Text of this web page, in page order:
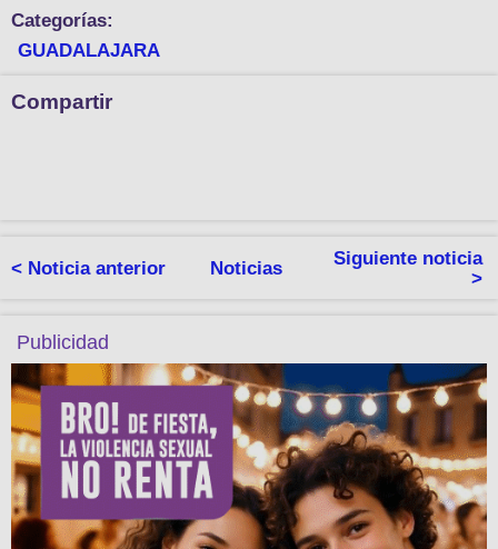
Categorías:
GUADALAJARA
Compartir
< Noticia anterior Noticias
Siguiente noticia
>
Publicidad